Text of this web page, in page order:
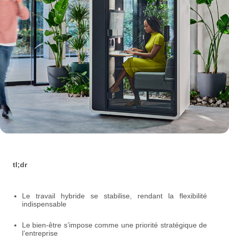
tl;dr
Le travail hybride se stabilise, rendant la flexibilité
indispensable
Le bien-être s’impose comme une priorité stratégique de
l’entreprise